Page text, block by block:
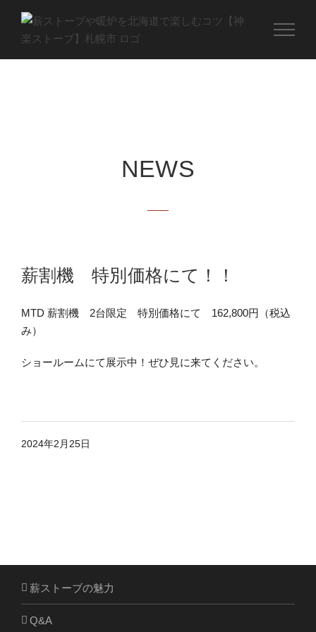
content
NEWS
薪割機 特別価格にて！！
MTD 薪割機 2台限定 特別価格にて 162,800円（税込
み）
ショールームにて展示中！ぜひ見に来てください。
2024年2月25日
薪ストーブの魅力
Q&A